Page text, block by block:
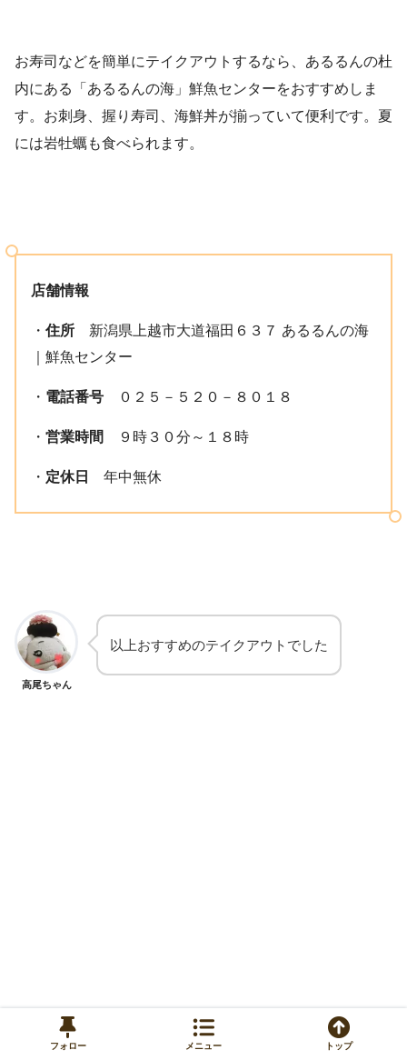
お寿司などを簡単にテイクアウトするなら、あるるんの杜
内にある「あるるんの海」鮮魚センターをおすすめしま
す。お刺身、握り寿司、海鮮丼が揃っていて便利です。夏
には岩牡蠣も食べられます。
店舗情報
・ 住所 新潟県上越市大道福田６３７ あるるんの海
｜鮮魚センター
・ 電話番号 ０２５－５２０－８０１８
・ 営業時間 ９時３０分～１８時
・ 定休日 年中無休
高尾ちゃん
以上おすすめのテイクアウトでした
フォロー メニュー トップ